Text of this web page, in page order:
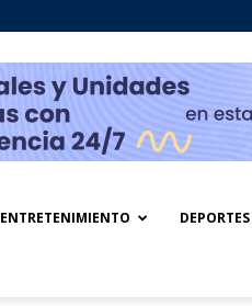
ENTRETENIMIENTO DEPORTES